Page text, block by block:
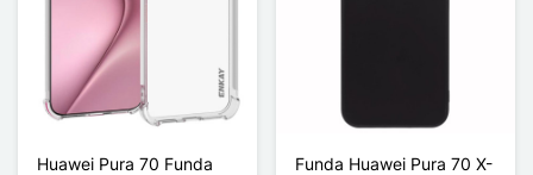
Huawei Pura 70 Funda
Funda Huawei Pura 70 X-